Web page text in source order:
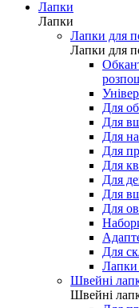
Лапки
Лапки
Лапки для
Лапки для
Для
Для
Для
Для
Для
Для
Для
Для
Для
Лапки
Швейні
Швейні